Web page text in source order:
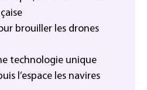
brouiller les drones
technologie unique
l’espace les navires